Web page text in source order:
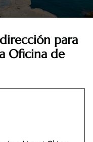
para
Oficina de